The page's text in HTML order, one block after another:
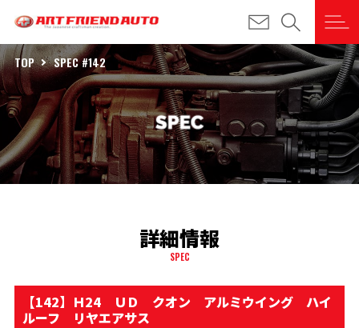
TOP SPEC #142
詳細情報
SPEC
【142】Ｈ24 ＵＤ クオン アルミウイング ハイ
ルーフ リヤエアサス